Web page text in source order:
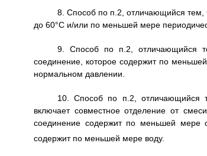
8. Способ по п.2, отличающийся тем,
до 60°С и/или по меньшей мере
9. Способ по п.2, отличающийся
соединение, которое содержит по
нормальном давлении.
10. Способ по п.2, отличающийся
включает совместное отделение от
соединение содержит по меньшей мере
содержит по меньшей мере воду.